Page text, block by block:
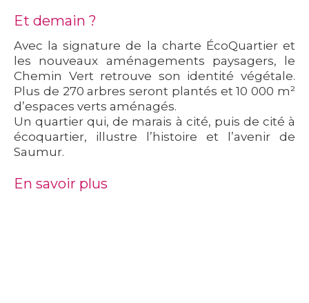
Et demain ?
Avec la signature de la charte ÉcoQuartieret
les nouveaux aménagements paysagers, le
Chemin Vert retrouve son identité végétale.
Plus de 270 arbres seront plantés et 10 000 m²
d’espaces verts aménagés.
Un quartier qui, de marais à cité, puis de cité à
écoquartier, illustre l’histoire et l’avenir de
Saumur.
En savoir plus